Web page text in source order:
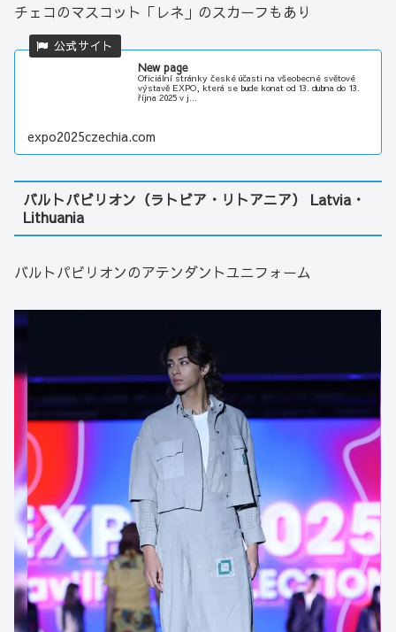
チェコのマスコット「レネ」のスカーフもあり
New page
Oficiální stránky české účasti na všeobecné světové
výstavě EXPO, která se bude konat od 13. dubna do 13.
října 2025 v j...
expo2025czechia.com
バルトパビリオン（ラトビア・リトアニア） Latvia・
Lithuania
バルトパビリオンのアテンダントユニフォーム